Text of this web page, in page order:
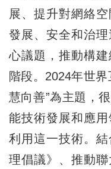
展、提升對網絡
發展、安全和治
心議題，推動構
階段。2024年世
慧向善”為主題，
能技術發展和應
利用這一技術。
理倡議》、推動